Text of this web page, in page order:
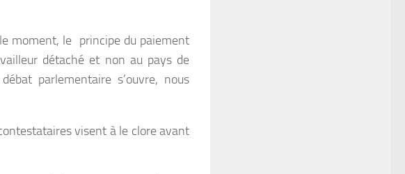
moment, le principe du paiement
détaché et non au pays de
parlementaire s’ouvre, nous
visent à le clore avant